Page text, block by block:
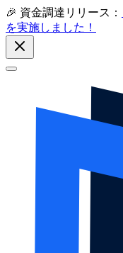
🎉 資金調達リリース：
を実施しました！